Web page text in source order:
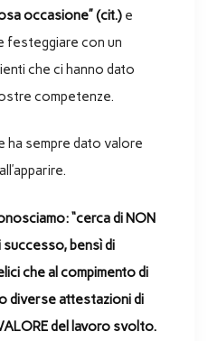
occasione” (cit.) e
festeggiare con un
che ci hanno dato
competenze.
ha sempre dato valore
“cerca di NON
bensì di
che al compimento di
diverse attestazioni di
del lavoro svolto.